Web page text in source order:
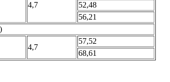
4,7
52,48
56,21
4,7
57,52
68,61